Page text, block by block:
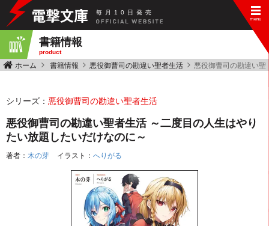
毎 月 10 日 発 売
書籍情報
product
ホーム 書籍情報 悪役御曹司の勘違い聖者生活 悪役御曹司の勘違い聖
シリーズ： 悪役御曹司の勘違い聖者生活
悪役御曹司の勘違い聖者生活 ～二度目の人生はやり
たい放題したいだけなのに～
著者： 木の芽 イラスト： へりがる